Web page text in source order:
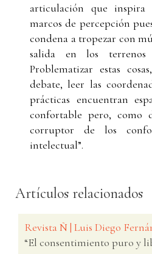
articulación que inspira
marcos de percepción
condena a tropezar con
salida en los
Problematizar estas
debate, leer las
prácticas encuentran
confortable pero, como
corruptor de los
intelectual”.
Artículos relacionados
Revista Ñ | Luis Diego
“El consentimiento puro y